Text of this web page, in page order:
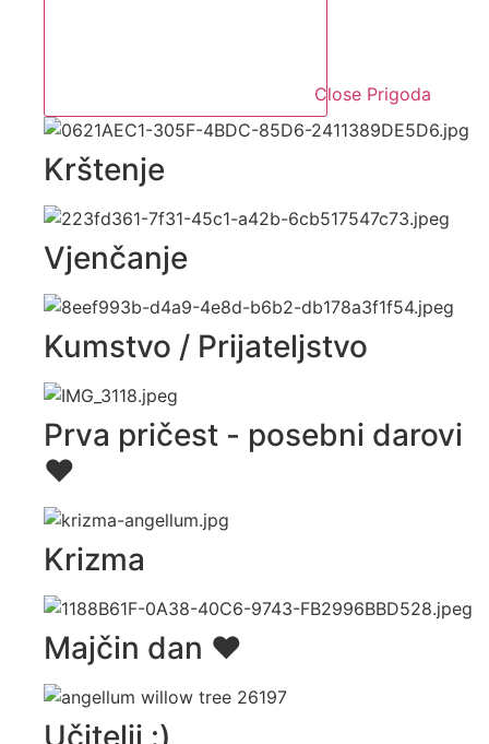
Close Prigoda
Krštenje
Vjenčanje
Kumstvo / Prijateljstvo
Prva pričest - posebni darovi
♥️
Krizma
Majčin dan ♥️